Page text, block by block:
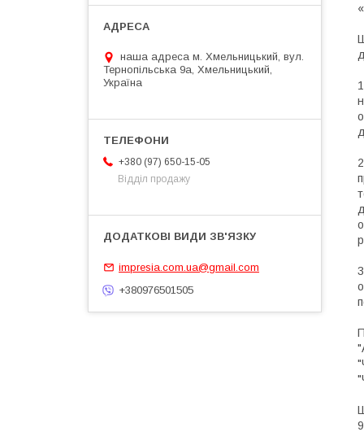
наша адреса м. Хмельницький, вул.
Тернопільська 9а, Хмельницький,
Україна
+380 (97) 650-15-05
Відділ продажу
impresia.com.ua@gmail.com
+380976501505